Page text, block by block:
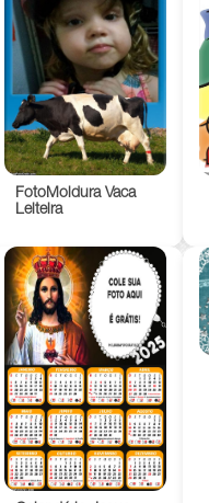
FotoMoldura Vaca
Leiteira